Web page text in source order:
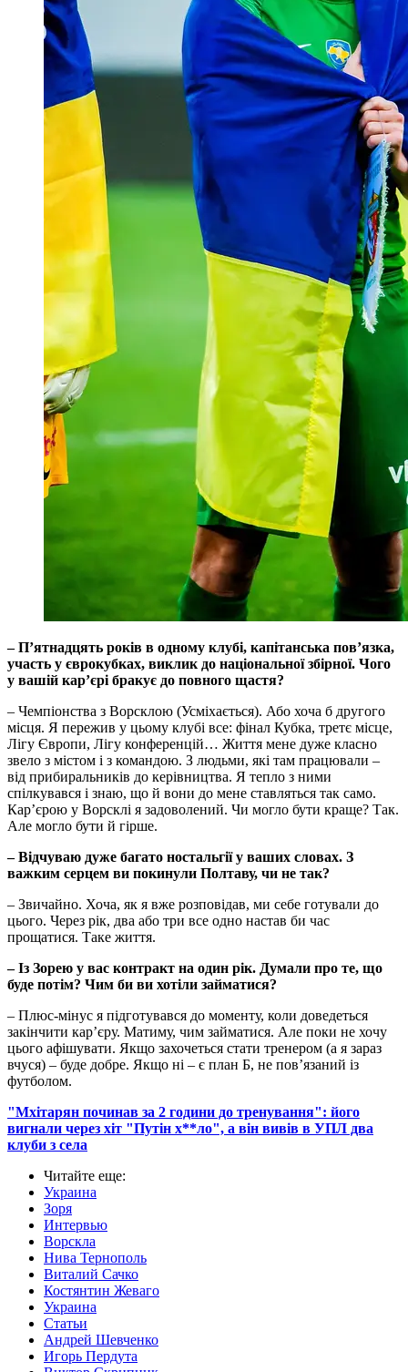
– П’ятнадцять років в одному клубі, капітанська пов’язка,
участь у єврокубках, виклик до національної збірної. Чого
у вашій кар’єрі бракує до повного щастя?
– Чемпіонства з Ворсклою (Усміхається). Або хоча б другого
місця. Я пережив у цьому клубі все: фінал Кубка, третє місце,
Лігу Європи, Лігу конференцій… Життя мене дуже класно
звело з містом і з командою. З людьми, які там працювали –
від прибиральників до керівництва. Я тепло з ними
спілкувався і знаю, що й вони до мене ставляться так само.
Кар’єрою у Ворсклі я задоволений. Чи могло бути краще? Так.
Але могло бути й гірше.
– Відчуваю дуже багато ностальгії у ваших словах. З
важким серцем ви покинули Полтаву, чи не так?
– Звичайно. Хоча, як я вже розповідав, ми себе готували до
цього. Через рік, два або три все одно настав би час
прощатися. Таке життя.
– Із Зорею у вас контракт на один рік. Думали про те, що
буде потім? Чим би ви хотіли займатися?
– Плюс-мінус я підготувався до моменту, коли доведеться
закінчити кар’єру. Матиму, чим займатися. Але поки не хочу
цього афішувати. Якщо захочеться стати тренером (а я зараз
вчуся) – буде добре. Якщо ні – є план Б, не пов’язаний із
футболом.
"Мхітарян починав за 2 години до тренування": його
вигнали через хіт "Путін х**ло", а він вивів в УПЛ два
клуби з села
Читайте еще:
Украина
Зоря
Интервью
Ворскла
Нива Тернополь
Виталий Сачко
Костянтин Жеваго
Украина
Статьи
Андрей Шевченко
Игорь Пердута